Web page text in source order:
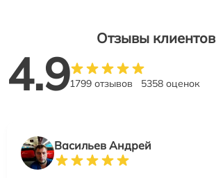
Отзывы клиентов
4.91799 отзывов 5358 оценок
Васильев Андрей